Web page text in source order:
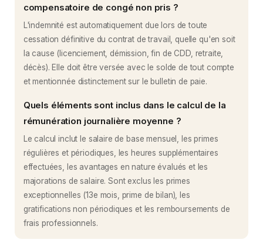
compensatoire de congé non pris ?
L'indemnité est automatiquement due lors de toute
cessation définitive du contrat de travail, quelle qu'en soit
la cause (licenciement, démission, fin de CDD, retraite,
décès). Elle doit être versée avec le solde de tout compte
et mentionnée distinctement sur le bulletin de paie.
Quels éléments sont inclus dans le calcul de la
rémunération journalière moyenne ?
Le calcul inclut le salaire de base mensuel, les primes
régulières et périodiques, les heures supplémentaires
effectuées, les avantages en nature évalués et les
majorations de salaire. Sont exclus les primes
exceptionnelles (13e mois, prime de bilan), les
gratifications non périodiques et les remboursements de
frais professionnels.